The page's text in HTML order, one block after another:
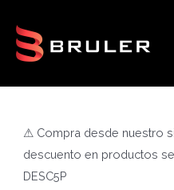
contenido
⚠ Compra desde nuestro
descuento en productos
DESC5P